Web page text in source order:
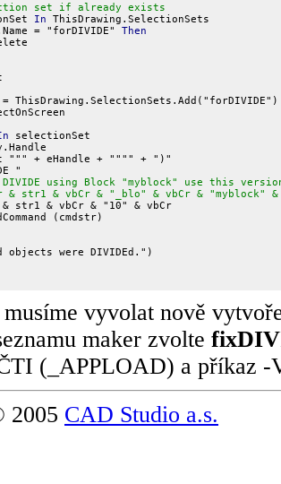
set if already exists
In ThisDrawing.SelectionSets
= "forDIVIDE" Then
ThisDrawing.SelectionSets.Add("forDIVIDE")
selectionSet
""" + eHandle + """" + ")"
using Block "myblock" use this
& str1 & vbCr & "_blo" & vbCr & "myblock"
str1 & vbCr & "10" & vbCr
objects were DIVIDEd.")
vyvolat nově
maker zvolte
(_APPLOAD) a příkaz
2005 CAD Studio a.s.